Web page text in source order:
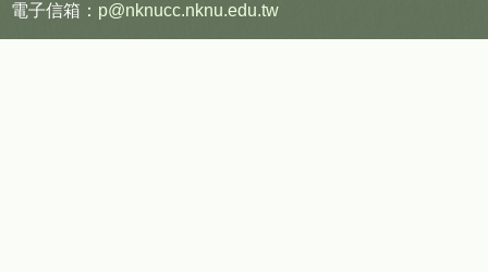
電子信箱： p@nknucc.nknu.edu.tw